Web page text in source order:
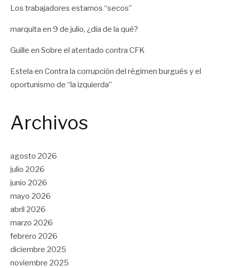
Los trabajadores estamos “secos”
marquita en 9 de julio, ¿día de la qué?
Guille en Sobre el atentado contra CFK
Estela en Contra la corrupción del régimen burgués y el
oportunismo de “la izquierda”
Archivos
agosto 2026
julio 2026
junio 2026
mayo 2026
abril 2026
marzo 2026
febrero 2026
diciembre 2025
noviembre 2025